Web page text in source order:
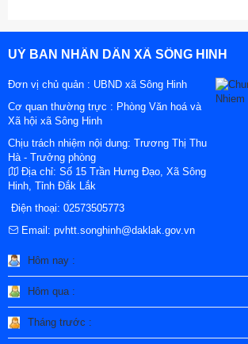
UỶ BAN NHÂN DÂN XÃ SÔNG HINH
Đơn vị chủ quản : UBND xã Sông Hinh
Cơ quan thường trực : Phòng Văn hoá và
Xã hội xã Sông Hinh
Chịu trách nhiệm nội dung: Trương Thị Thu
Hà - Trưởng phòng
Địa chỉ: Số 15 Trần Hưng Đạo, Xã Sông
Hinh, Tỉnh Đắk Lắk
Điện thoại: 02573505773
Email: pvhtt.songhinh@daklak.gov.vn
Hôm nay :
Hôm qua :
Tháng trước :